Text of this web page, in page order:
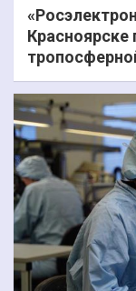
Красноярске